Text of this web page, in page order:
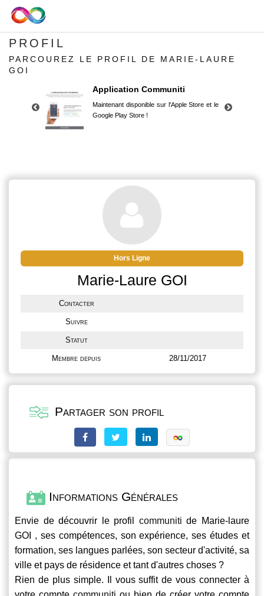
PROFIL
PARCOUREZ LE PROFIL DE MARIE-LAURE
GOI
Application Communiti
Maintenant disponible sur l'Apple Store et le
Google Play Store !
Google Play Store !
Hors Ligne
Marie-Laure GOI
Contacter
Suivre
Statut
Membre depuis 28/11/2017
Partager son profil
Informations Générales
Envie de découvrir le profil communiti de Marie-laure
GOI , ses compétences, son expérience, ses études et
formation, ses langues parlées, son secteur d'activité, sa
ville et pays de résidence et tant d'autres choses ?
Rien de plus simple. Il vous suffit de vous connecter à